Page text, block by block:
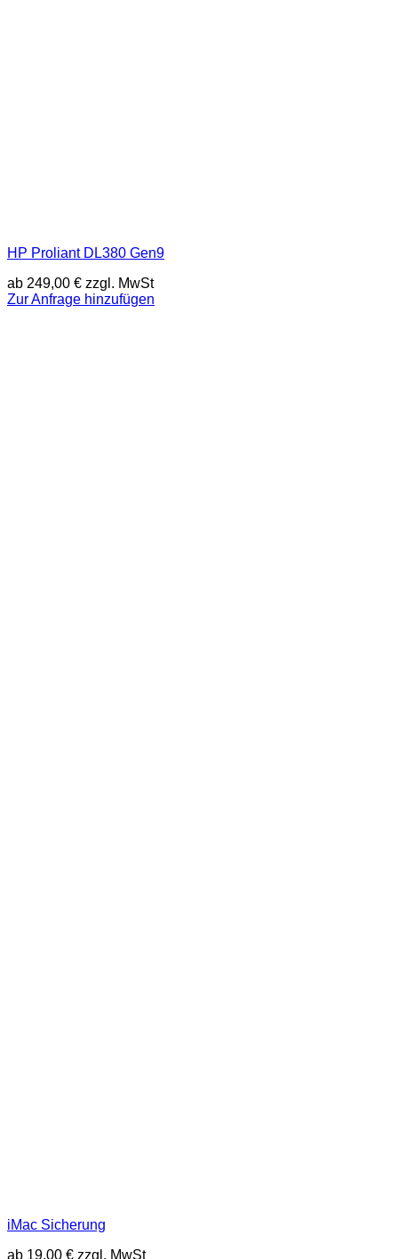
HP Proliant DL380 Gen9
ab 249,00 € zzgl. MwSt
Zur Anfrage hinzufügen
iMac Sicherung
ab 19,00 € zzgl. MwSt